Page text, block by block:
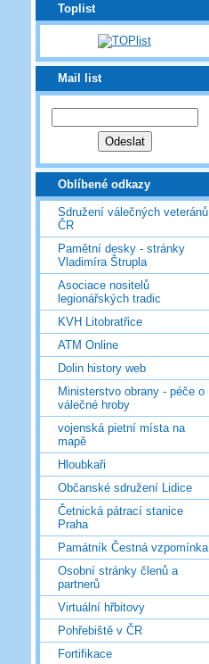
Toplist
Mail list
Oblíbené odkazy
Sdružení válečných veteránů
ČR
Pamětní desky - stránky
Vladimíra Štrupla
Asociace nositelů
legionářských tradic
KVH Litobratřice
ATM Online
Dolin history web
Ministerstvo obrany - péče o
válečné hroby
vojenská pietní místa na
mapě
Hloubkaři
Občanské sdružení Lidice
Četnická pátrací stanice
Praha
Památník Čestná vzpomínka
Osobní stránky členů a
partnerů
Virtuální hřbitovy
Pohřebiště v ČR
Fortifikace